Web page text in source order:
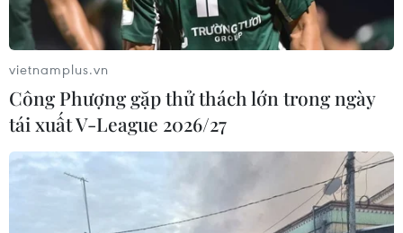
vietnamplus.vn
Công Phượng gặp thử thách lớn trong ngày
tái xuất V-League 2026/27